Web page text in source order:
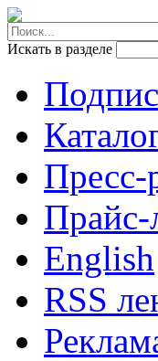
Искать в разделе
Пресс-
Прайс-
English
RSS